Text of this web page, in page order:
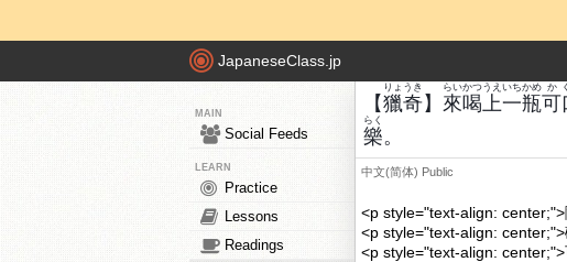
JapaneseClass.jp
MAIN
Social Feeds
LEARN
Practice
Lessons
Readings
【獵奇
りょうき
】 來
らい
喝
かつ
上
うえ
一
いち
瓶
かめ
可
か
樂
らく
。
中文(简体) Public
<p style="text-align:
<p style="text-align:
<p style="text-align: